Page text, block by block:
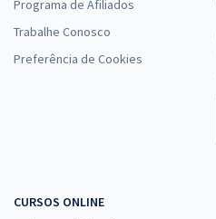
Programa de Afiliados
Trabalhe Conosco
Preferência de Cookies
CURSOS ONLINE